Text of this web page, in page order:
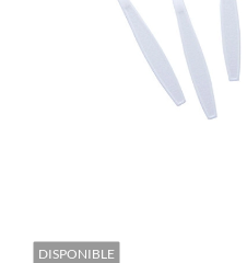
DISPONIBLE